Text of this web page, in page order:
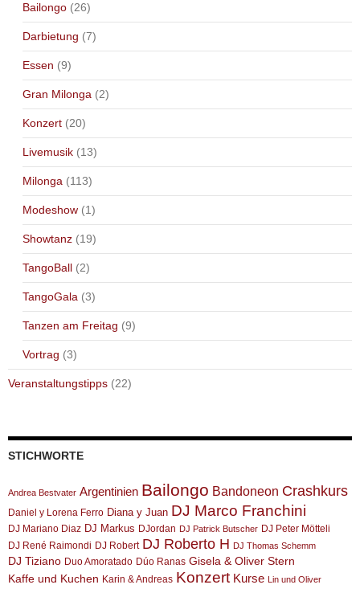
Bailongo (26)
Darbietung (7)
Essen (9)
Gran Milonga (2)
Konzert (20)
Livemusik (13)
Milonga (113)
Modeshow (1)
Showtanz (19)
TangoBall (2)
TangoGala (3)
Tanzen am Freitag (9)
Vortrag (3)
Veranstaltungstipps (22)
STICHWORTE
Andrea Bestvater Argentinien Bailongo Bandoneon Crashkurs
Daniel y Lorena Ferro Diana y Juan DJ Marco Franchini
DJ Mariano Diaz DJ Markus DJordan DJ Patrick Butscher DJ Peter Mötteli
DJ René Raimondi DJ Robert DJ Roberto H DJ Thomas Schemm
DJ Tiziano Duo Amoratado Dúo Ranas Gisela & Oliver Stern
Kaffe und Kuchen Karin & Andreas Konzert Kurse Lin und Oliver